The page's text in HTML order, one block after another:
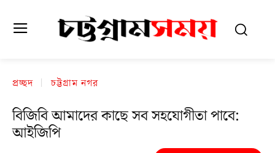
প্রচ্ছদ চট্টগ্রাম নগর
বিজিবি আমাদের কাছে সব সহযোগীতা পাবে:
আইজিপি